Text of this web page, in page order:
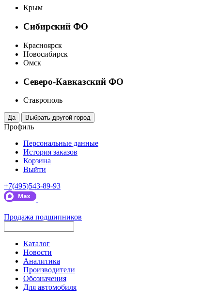
Крым
Сибирский ФО
Красноярск
Новосибирск
Омск
Северо-Кавказский ФО
Ставрополь
Профиль
Персональные данные
История заказов
Корзина
Выйти
+7(495)543-89-93
Продажа подшипников
Каталог
Новости
Аналитика
Производители
Обозначения
Для автомобиля